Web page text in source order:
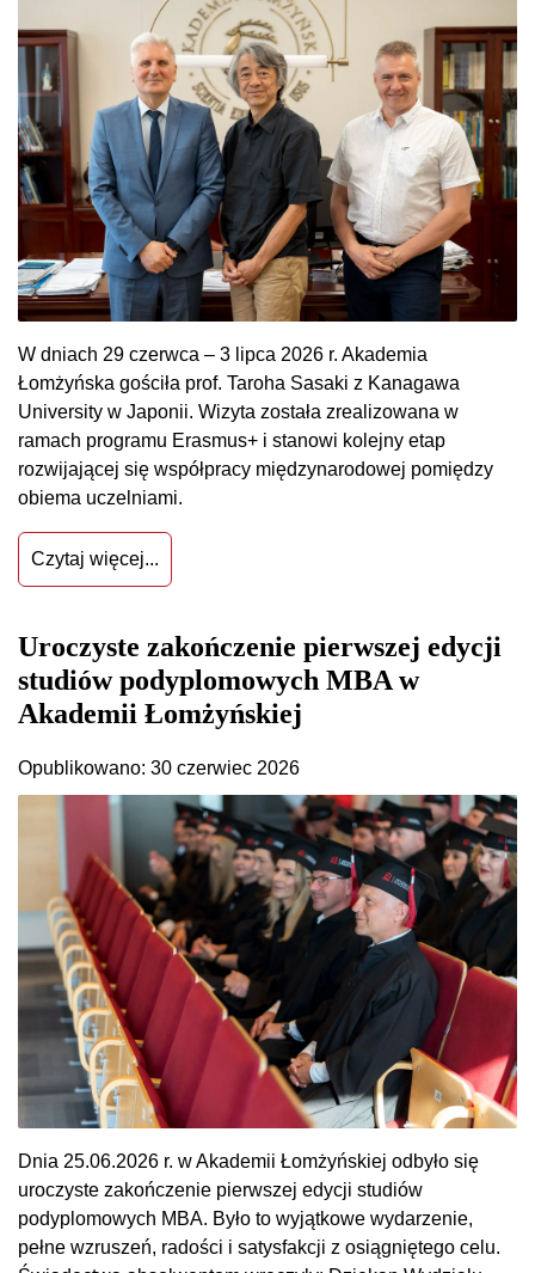
W dniach 29 czerwca – 3 lipca 2026 r. Akademia
Łomżyńska gościła prof. Taroha Sasaki z Kanagawa
University w Japonii. Wizyta została zrealizowana w
ramach programu Erasmus+ i stanowi kolejny etap
rozwijającej się współpracy międzynarodowej pomiędzy
obiema uczelniami.
Czytaj więcej...
Uroczyste zakończenie pierwszej edycji
studiów podyplomowych MBA w
Akademii Łomżyńskiej
Opublikowano: 30 czerwiec 2026
Dnia 25.06.2026 r. w Akademii Łomżyńskiej odbyło się
uroczyste zakończenie pierwszej edycji studiów
podyplomowych MBA. Było to wyjątkowe wydarzenie,
pełne wzruszeń, radości i satysfakcji z osiągniętego celu.